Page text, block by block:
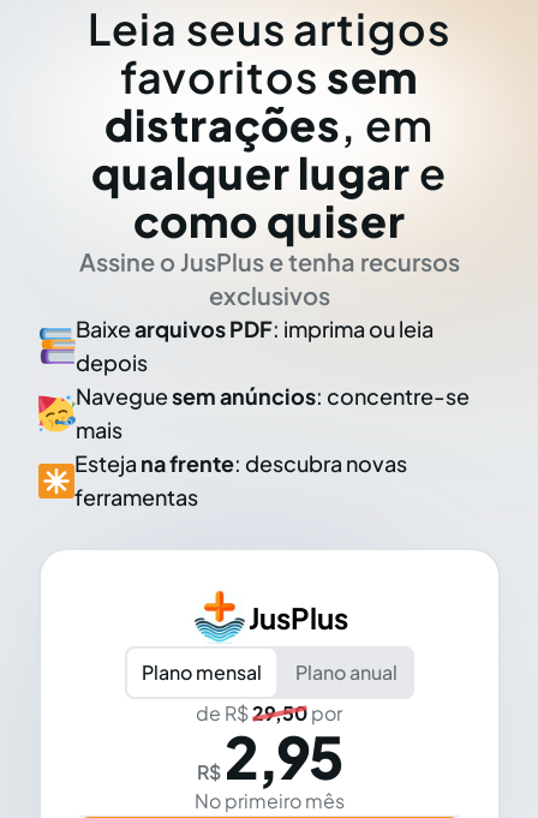
Leia seus artigos
favoritos sem
distrações, em
qualquer lugar e
como quiser
Assine o JusPlus e tenha recursos
exclusivos
Baixearquivos PDF: imprima ou leia
depois
Naveguesem anúncios: concentre-se
mais
Esteja na frente: descubra novas
ferramentas
JusPlus
Plano mensal
Plano anual
de R$29,50por
R$ 2,95
No primeiro mês